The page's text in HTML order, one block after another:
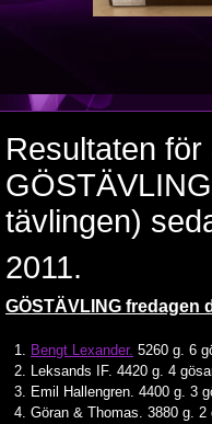
Resultaten för
tävlingen)
2011.
GÖSTÄVLING fredagen
1. Bengt Lexander. 5260 g. 6
2. Leksands IF. 4420 g. 4
3. Emil Hallengren. 4400 g. 3
4. Göran & Thomas. 3880 g. 2